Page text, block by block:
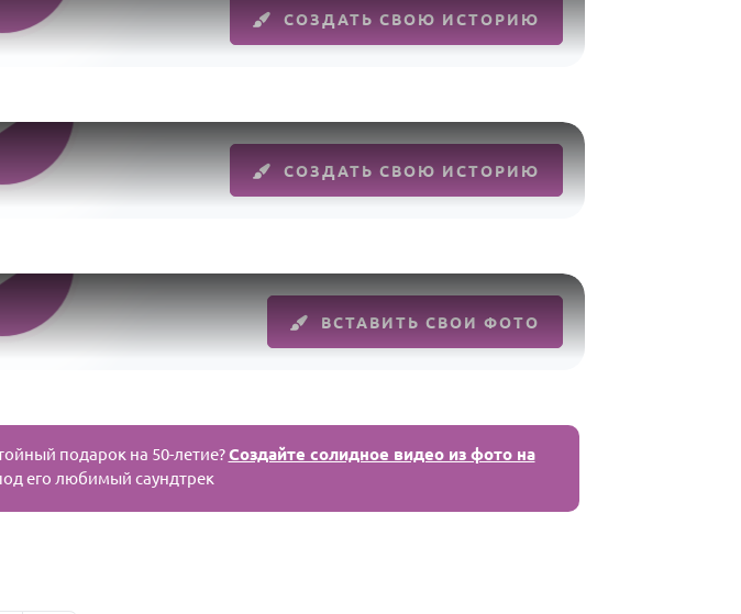
СОЗДАТЬ СВОЮ ИСТОРИЮ
СОЗДАТЬ СВОЮ ИСТОРИЮ
ВСТАВИТЬ СВОИ ФОТО
подарок на 50-летие?Создайте солидное видео из фото на
его любимый саундтрек